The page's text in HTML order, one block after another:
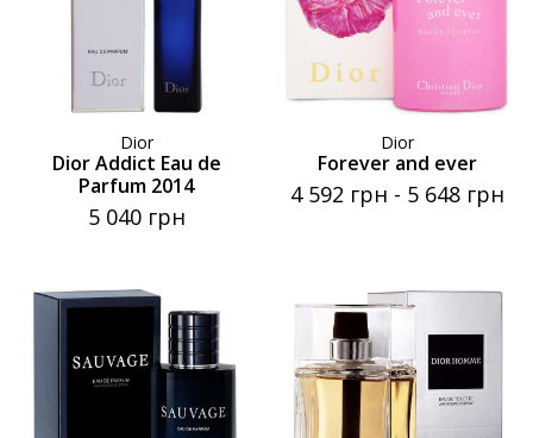
Dior
Dior Addict Eau de
Parfum 2014
5 040 грн
Dior
Forever and ever
4 592 грн - 5 648 грн